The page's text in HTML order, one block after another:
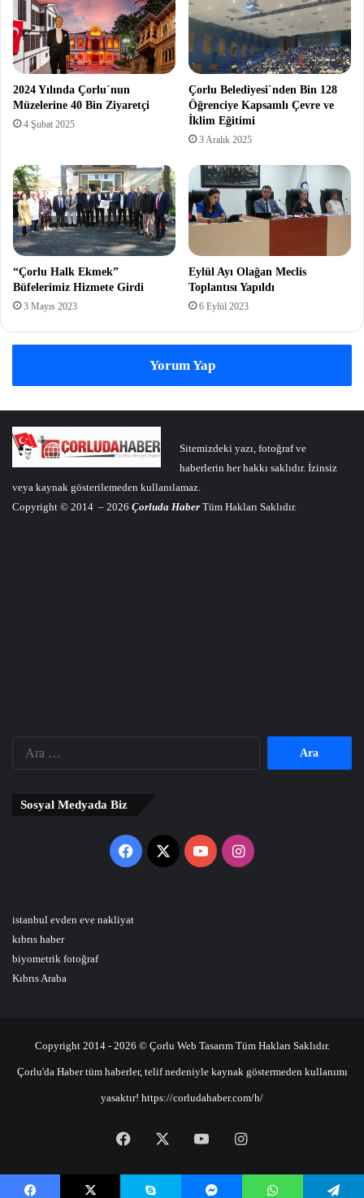
2024 Yılında Çorlu´nun
Müzelerine 40 Bin Ziyaretçi
4 Şubat 2025
Çorlu Belediyesi`nden Bin 128
Öğrenciye Kapsamlı Çevre ve
İklim Eğitimi
3 Aralık 2025
“Çorlu Halk Ekmek”
Büfelerimiz Hizmete Girdi
3 Mayıs 2023
Eylül Ayı Olağan Meclis
Toplantısı Yapıldı
6 Eylül 2023
Yorum Yap
Sitemizdeki yazı, fotoğraf ve
haberlerin her hakkı saklıdır. İzinsiz
veya kaynak gösterilemeden kullanılamaz.
Copyright © 2014 – 2026 Çorluda Haber Tüm Hakları Saklıdır.
Sosyal Medyada Biz
Facebook
X YouTubeInstagram
istanbul evden eve nakliyat
kıbrıs haber
biyometrik fotoğraf
Kıbrıs Araba
Copyright 2014 - 2026 © Çorlu Web Tasarım Tüm Hakları Saklıdır.
Çorlu'da Haber tüm haberler, telif nedeniyle kaynak göstermeden kullanımı
yasaktır! https://corludahaber.com/h/
Facebook YouTubeInstagram